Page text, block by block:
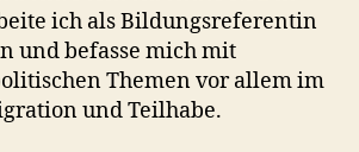
ich als Bildungsreferentin
und befasse mich mit
Themen vor allem im
und Teilhabe.